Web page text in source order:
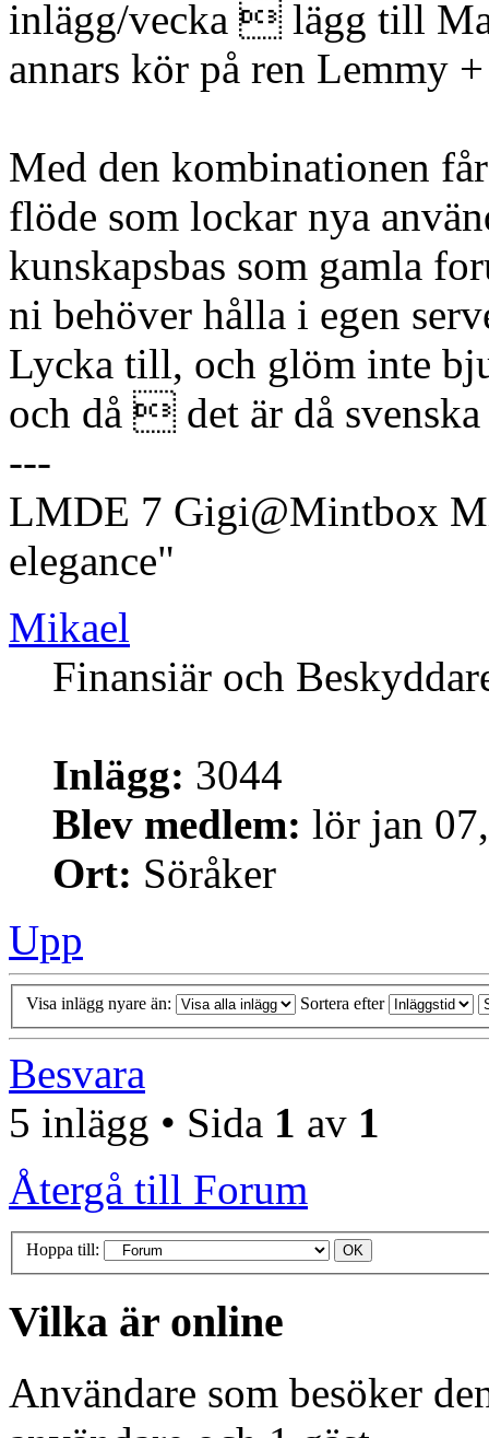
inlägg/vecka  lägg till
annars kör på ren Lemmy
Med den kombinationen
flöde som lockar nya
kunskapsbas som gamla
ni behöver hålla i egen
Lycka till, och glöm inte
och då  det är då
---
LMDE 7 Gigi@Mintbox
elegance"
Mikael
Finansiär och
Inlägg: 3044
Blev medlem: lör jan
Ort: Söråker
Upp
Visa inlägg nyare än: Sortera efter
Besvara
5 inlägg • Sida 1 av 1
Återgå till Forum
Hoppa till:
Vilka är online
Användare som besöker